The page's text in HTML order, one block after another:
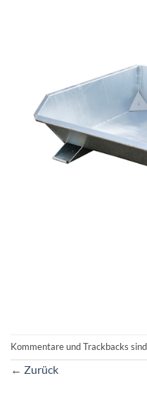
Kommentare und Trackbacks
← Zurück